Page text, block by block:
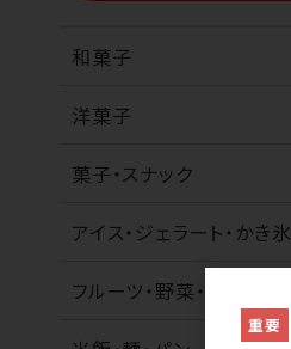
和菓子
洋菓子
菓子・スナック
アイス・ジェラート・かき氷
フルーツ・野菜・ナッツ
重要